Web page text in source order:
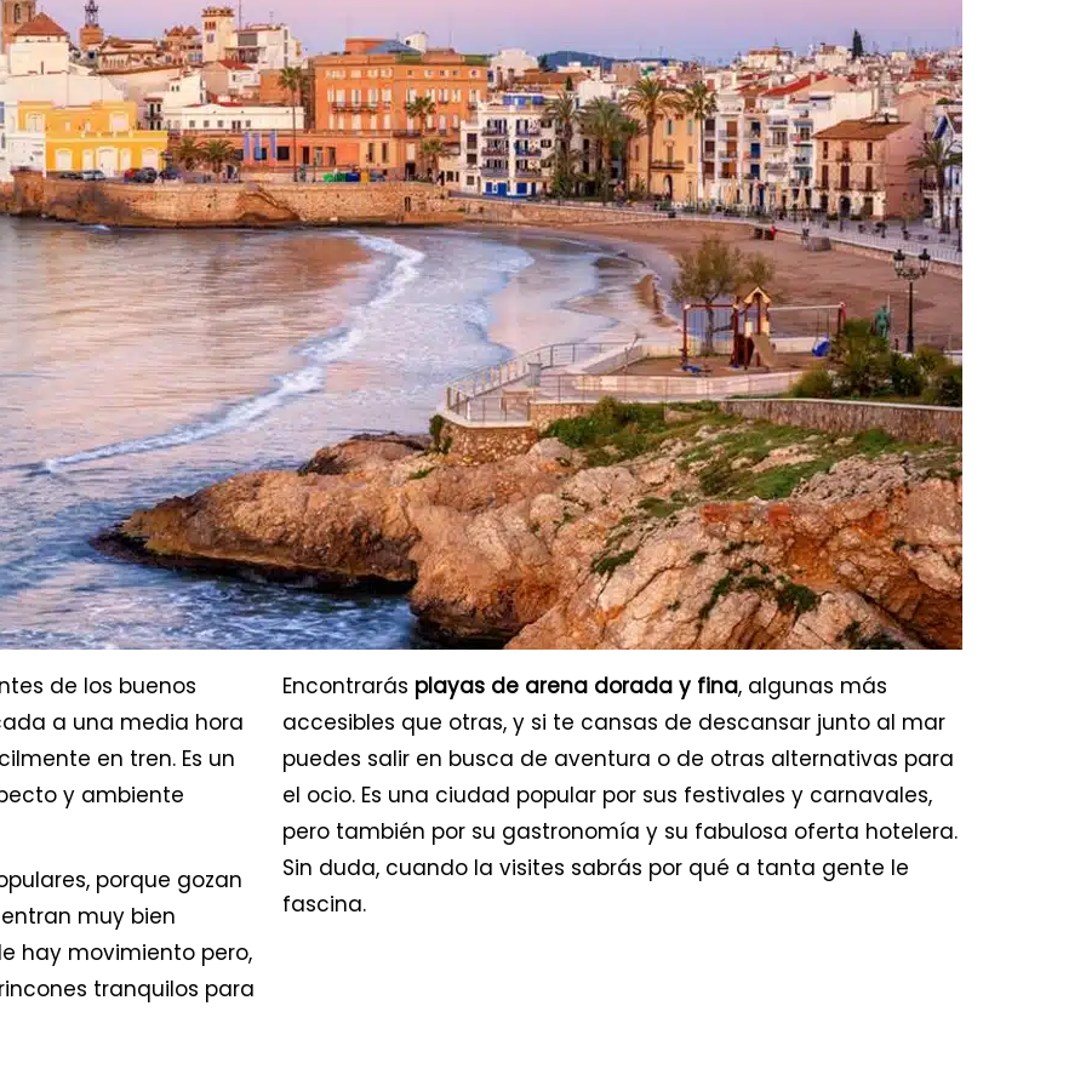
de los buenos
a una media hora
en tren. Es un
y ambiente
porque gozan
muy bien
hay movimiento pero,
tranquilos para
Encontrarás playas de arena dorada y fina, algunas más
accesibles que otras, y si te cansas de descansar junto al mar
puedes salir en busca de aventura o de otras alternativas para
el ocio. Es una ciudad popular por sus festivales y carnavales,
pero también por su gastronomía y su fabulosa oferta hotelera.
Sin duda, cuando la visites sabrás por qué a tanta gente le
fascina.